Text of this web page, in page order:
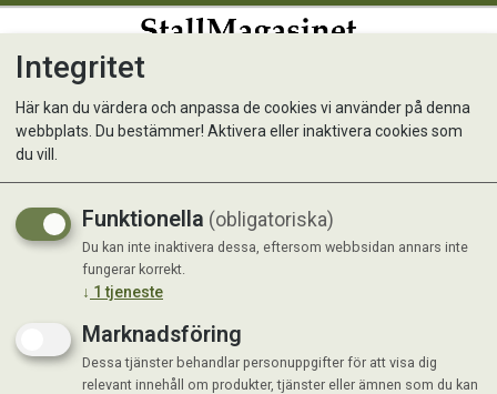
Vattenkanna Svart 2L
Integritet
Här kan du värdera och anpassa de cookies vi använder på denna
webbplats. Du bestämmer! Aktivera eller inaktivera cookies som
du vill.
Funktionella (obligatoriska)
Du kan inte inaktivera dessa, eftersom webbsidan annars inte
fungerar korrekt.
↓ 1 tjeneste
Marknadsföring
Dessa tjänster behandlar personuppgifter för att visa dig
relevant innehåll om produkter, tjänster eller ämnen som du kan